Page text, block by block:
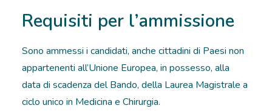
Requisiti per l’ammissione
Sono ammessi i candidati, anche cittadini di Paesi non
appartenenti all’Unione Europea, in possesso, alla
data di scadenza del Bando, della Laurea Magistrale a
ciclo unico in Medicina e Chirurgia.